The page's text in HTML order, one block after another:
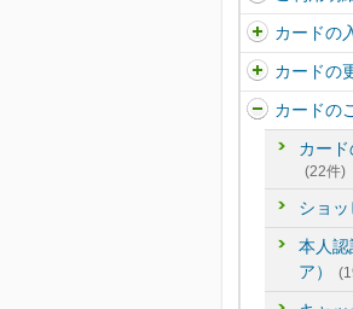
カードの
カードの
カードの
カード
(22件)
ショ
本人認
ア）